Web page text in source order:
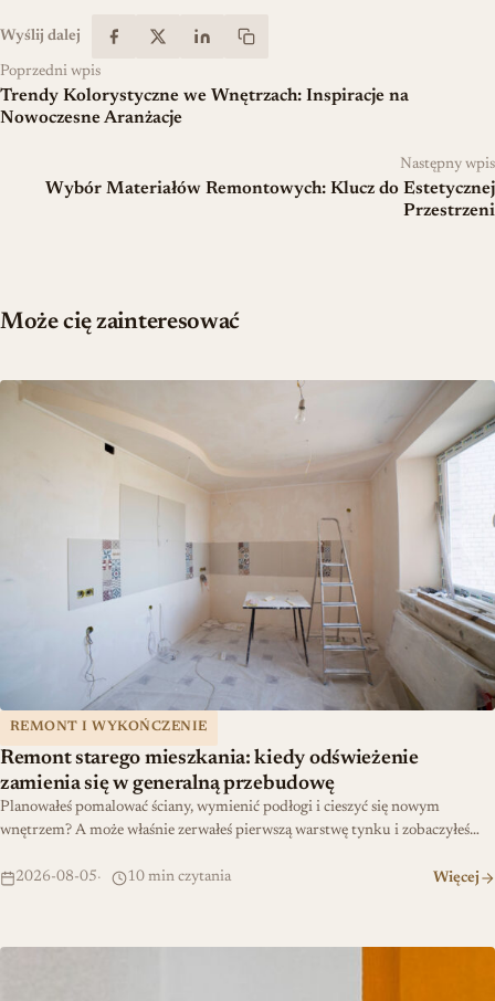
Wyślij dalej
Poprzedni wpis
Trendy Kolorystyczne we Wnętrzach: Inspiracje na
Nowoczesne Aranżacje
Następny wpis
Wybór Materiałów Remontowych: Klucz do Estetycznej
Przestrzeni
Może cię zainteresować
REMONT I WYKOŃCZENIE
Remont starego mieszkania: kiedy odświeżenie
zamienia się w generalną przebudowę
Planowałeś pomalować ściany, wymienić podłogi i cieszyć się nowym
wnętrzem? A może właśnie zerwałeś pierwszą warstwę tynku i zobaczyłeś…
2026-08-05 10 min czytania Więcej
Remont starego mieszkania: kiedy odświeżenie zamienia się w